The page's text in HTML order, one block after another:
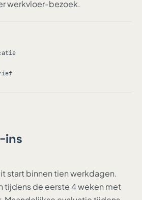
werkvloer-bezoek.
ins
start binnen tien werkdagen.
tijdens de eerste 4 weken met